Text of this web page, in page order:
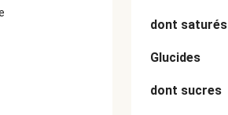
dont saturés
Glucides
dont sucres